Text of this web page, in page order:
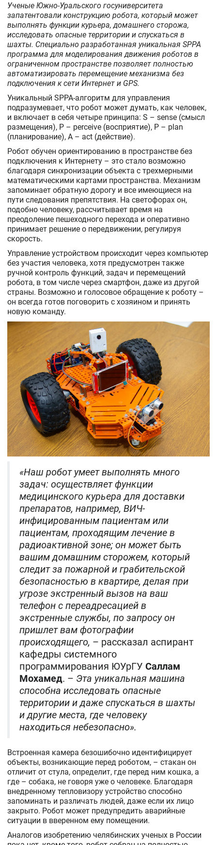
Ученые Южно-Уральского госуниверситета
запатентовали конструкцию робота, который может
выполнять функции курьера, домашнего сторожа,
исследовать опасные территории и спускаться в
шахты. Специально разработанная уникальная SPPA
программа для моделирования движения роботов в
ограниченном пространстве позволяет полностью
автоматизировать перемещение механизма без
подключения к сети Интернет и GPS.
Уникальный SPPA-алгоритм для управления
подразумевает, что робот может думать, как человек,
и включает в себя четыре принципа: S – sense (смысл
размещения), P – perceive (восприятие), P – plan
(планирование), A – act (действие).
Робот обучен ориентированию в пространстве без
подключения к Интернету – это стало возможно
благодаря синхронизации объекта с трехмерными
математическими картами пространства. Механизм
запоминает обратную дорогу и все имеющиеся на
пути следования препятствия. На светофорах он,
подобно человеку, рассчитывает время на
преодоление пешеходного перехода и оперативно
принимает решение о передвижении, регулируя
скорость.
Управление устройством происходит через компьютер
без участия человека, хотя предусмотрен также
ручной контроль функций, задач и перемещений
робота, в том числе через смартфон, даже из другой
страны. Возможно и голосовое обращение к роботу –
он всегда готов поговорить с хозяином и принять
новую команду.
«Наш робот умеет выполнять много
задач: осуществляет функции
медицинского курьера для доставки
препаратов, например, ВИЧ-
инфицированным пациентам или
пациентам, проходящим лечение в
радиоактивной зоне; он может быть
вашим домашним сторожем, который
следит за пожарной и грабительской
безопасностью в квартире, делая при
угрозе экстренный вызов на ваш
телефон с переадресацией в
экстренные службы, по запросу он
пришлет вам фотографии
происходящего, – рассказал аспирант
кафедры системного
программирования ЮУрГУ Саллам
Мохамед. – Эта уникальная машина
способна исследовать опасные
территории и даже спускаться в шахты
и другие места, где человеку
находиться небезопасно».
Встроенная камера безошибочно идентифицирует
объекты, возникающие перед роботом, – стакан он
отличит от стула, определит, где перед ним кошка, а
где – собака, не говоря уже о человеке. Благодаря
внедренному тепловизору устройство способно
запоминать и различать людей, даже если их лицо
закрыто. Робот может предупредить аварийные
ситуации в вверенном ему помещении.
Аналогов изобретению челябинских ученых в России